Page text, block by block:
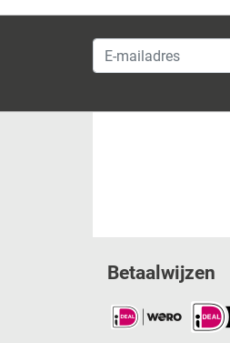
E-mailadres
Betaalwijzen